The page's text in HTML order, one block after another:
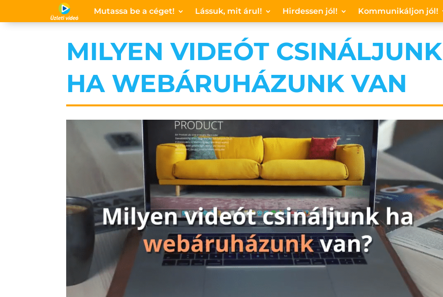
Mutassa be a céget! Lássuk, mit árul! Hirdessen jól! Kommunikáljon jól!
MILYEN VIDEÓT CSINÁLJUNK
HA WEBÁRUHÁZUNK VAN